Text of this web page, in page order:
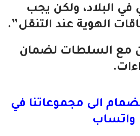
في البلاد، ولكن يجب
الهوية عند التنقل”.
مع السلطات لضمان
الى مجموعاتنا في
واتساب